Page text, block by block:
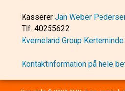
Kasserer Jan Weber
Tlf. 40255622
Kverneland Group
Kontaktinformation på hele